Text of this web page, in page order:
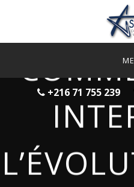
NOS
NOS
NOUS
NOUS
+216 71 755 239